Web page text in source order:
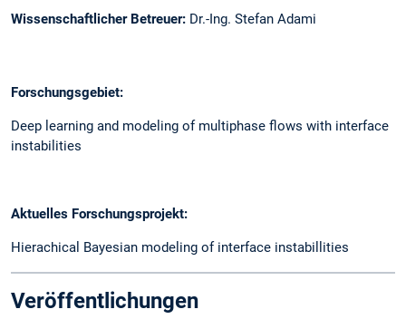
Wissenschaftlicher Betreuer: Dr.-Ing. Stefan Adami
Forschungsgebiet:
Deep learning and modeling of multiphase flows with interface
instabilities
Aktuelles Forschungsprojekt:
Hierachical Bayesian modeling of interface instabillities
Veröffentlichungen